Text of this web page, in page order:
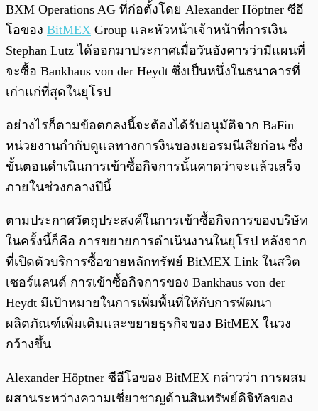
BXM Operations AG ที่ก่อตั้งโดย Alexander Höptner ซีอี
โอของ BitMEX Group และหัวหน้าเจ้าหน้าที่การเงิน
Stephan Lutz ได้ออกมาประกาศเมื่อวันอังคารว่ามีแผนที่
จะซื้อ Bankhaus von der Heydt ซึ่งเป็นหนึ่งในธนาคารที่
เก่าแก่ที่สุดในยุโรป
อย่างไรก็ตามข้อตกลงนี้จะต้องได้รับอนุมัติจาก BaFin
หน่วยงานกำกับดูแลทางการงินของเยอรมนีเสียก่อน ซึ่ง
ขั้นตอนดำเนินการเข้าซื้อกิจการนั้นคาดว่าจะแล้วเสร็จ
ภายในช่วงกลางปีนี้
ตามประกาศวัตถุประสงค์ในการเข้าซื้อกิจการของบริษัท
ในครั้งนี้ก็คือ การขยายการดำเนินงานในยุโรป หลังจาก
ที่เปิดตัวบริการซื้อขายหลักทรัพย์ BitMEX Link ในสวิต
เซอร์แลนด์ การเข้าซื้อกิจการของ Bankhaus von der
Heydt มีเป้าหมายในการเพิ่มพื้นที่ให้กับการพัฒนา
ผลิตภัณฑ์เพิ่มเติมและขยายธุรกิจของ BitMEX ในวง
กว้างขึ้น
Alexander Höptner ซีอีโอของ BitMEX กล่าวว่า การผสม
ผสานระหว่างความเชี่ยวชาญด้านสินทรัพย์ดิจิทัลของ